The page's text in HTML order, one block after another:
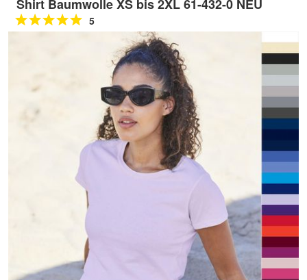
Shirt Baumwolle XS bis 2XL 61-432-0 NEU
5